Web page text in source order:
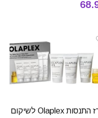
מארז התנסות Olaplex לשיקום